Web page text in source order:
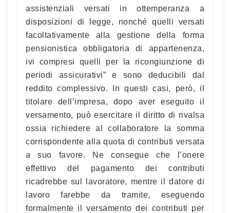
assistenziali versati in ottemperanza a
disposizioni di legge, nonché quelli versati
facoltativamente alla gestione della forma
pensionistica obbligatoria di appartenenza,
ivi compresi quelli per la ricongiunzione di
periodi assicurativi” e sono deducibili dal
reddito complessivo. In questi casi, però, il
titolare dell’impresa, dopo aver eseguito il
versamento, può esercitare il diritto di rivalsa
ossia richiedere al collaboratore la somma
corrispondente alla quota di contributi versata
a suo favore. Ne consegue che l’onere
effettivo del pagamento dei contributi
ricadrebbe sul lavoratore, mentre il datore di
lavoro farebbe da tramite, eseguendo
formalmente il versamento dei contributi per